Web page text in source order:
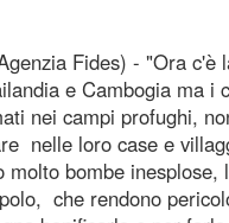
Fides) - "Ora c'è
e Cambogia ma i
nei campi profughi,
nelle loro case e
molto bombe inesplose,
che rendono